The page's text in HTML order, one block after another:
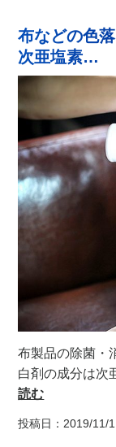
布などの色
次亜塩素…
布製品の除菌・
白剤の成分は次
読む
投稿日：2019/11/